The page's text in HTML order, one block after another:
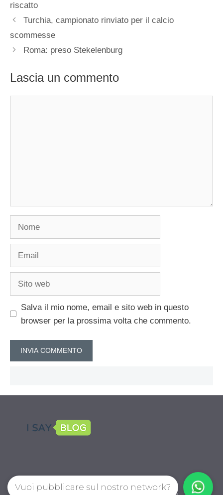
riscatto
Turchia, campionato rinviato per il calcio
scommesse
Roma: preso Stekelenburg
Lascia un commento
Salva il mio nome, email e sito web in questo
browser per la prossima volta che commento.
Vuoi pubblicare sul nostro network?